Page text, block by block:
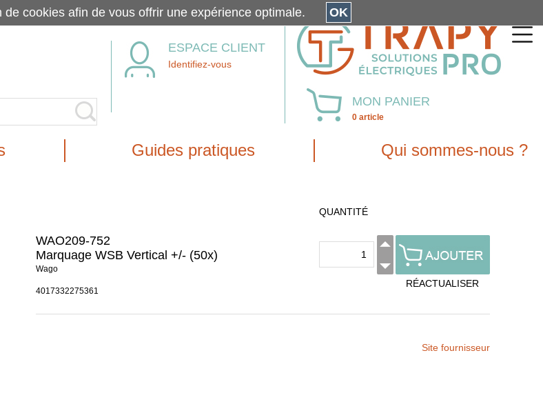
ESPACE CLIENT
Identifiez-vous
MON PANIER
0 article
Guides pratiques Qui sommes-nous ?
WAO209-752
Marquage WSB Vertical +/- (50x)
Wago
4017332275361
QUANTITÉ
RÉACTUALISER
Site fournisseur
de cookies afin de vous offrir une expérience optimale. OK